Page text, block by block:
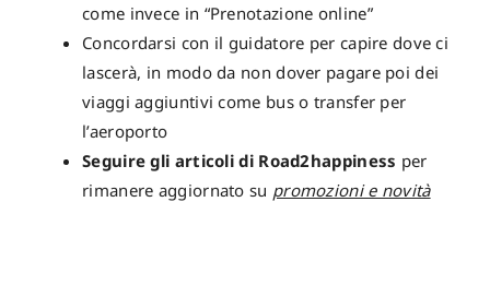
come invece in “Prenotazione online”
Concordarsi con il guidatore per capire dove ci
lascerà, in modo da non dover pagare poi dei
viaggi aggiuntivi come bus o transfer per
l’aeroporto
Seguire gli articoli di Road2happiness per
rimanere aggiornato su promozioni e novità